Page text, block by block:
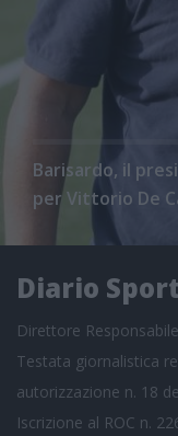
Barisardo, il
per Vittorio De
Diario
Direttore
Testata giornalistica
autorizzazione n. 18
Iscrizione al ROC n.